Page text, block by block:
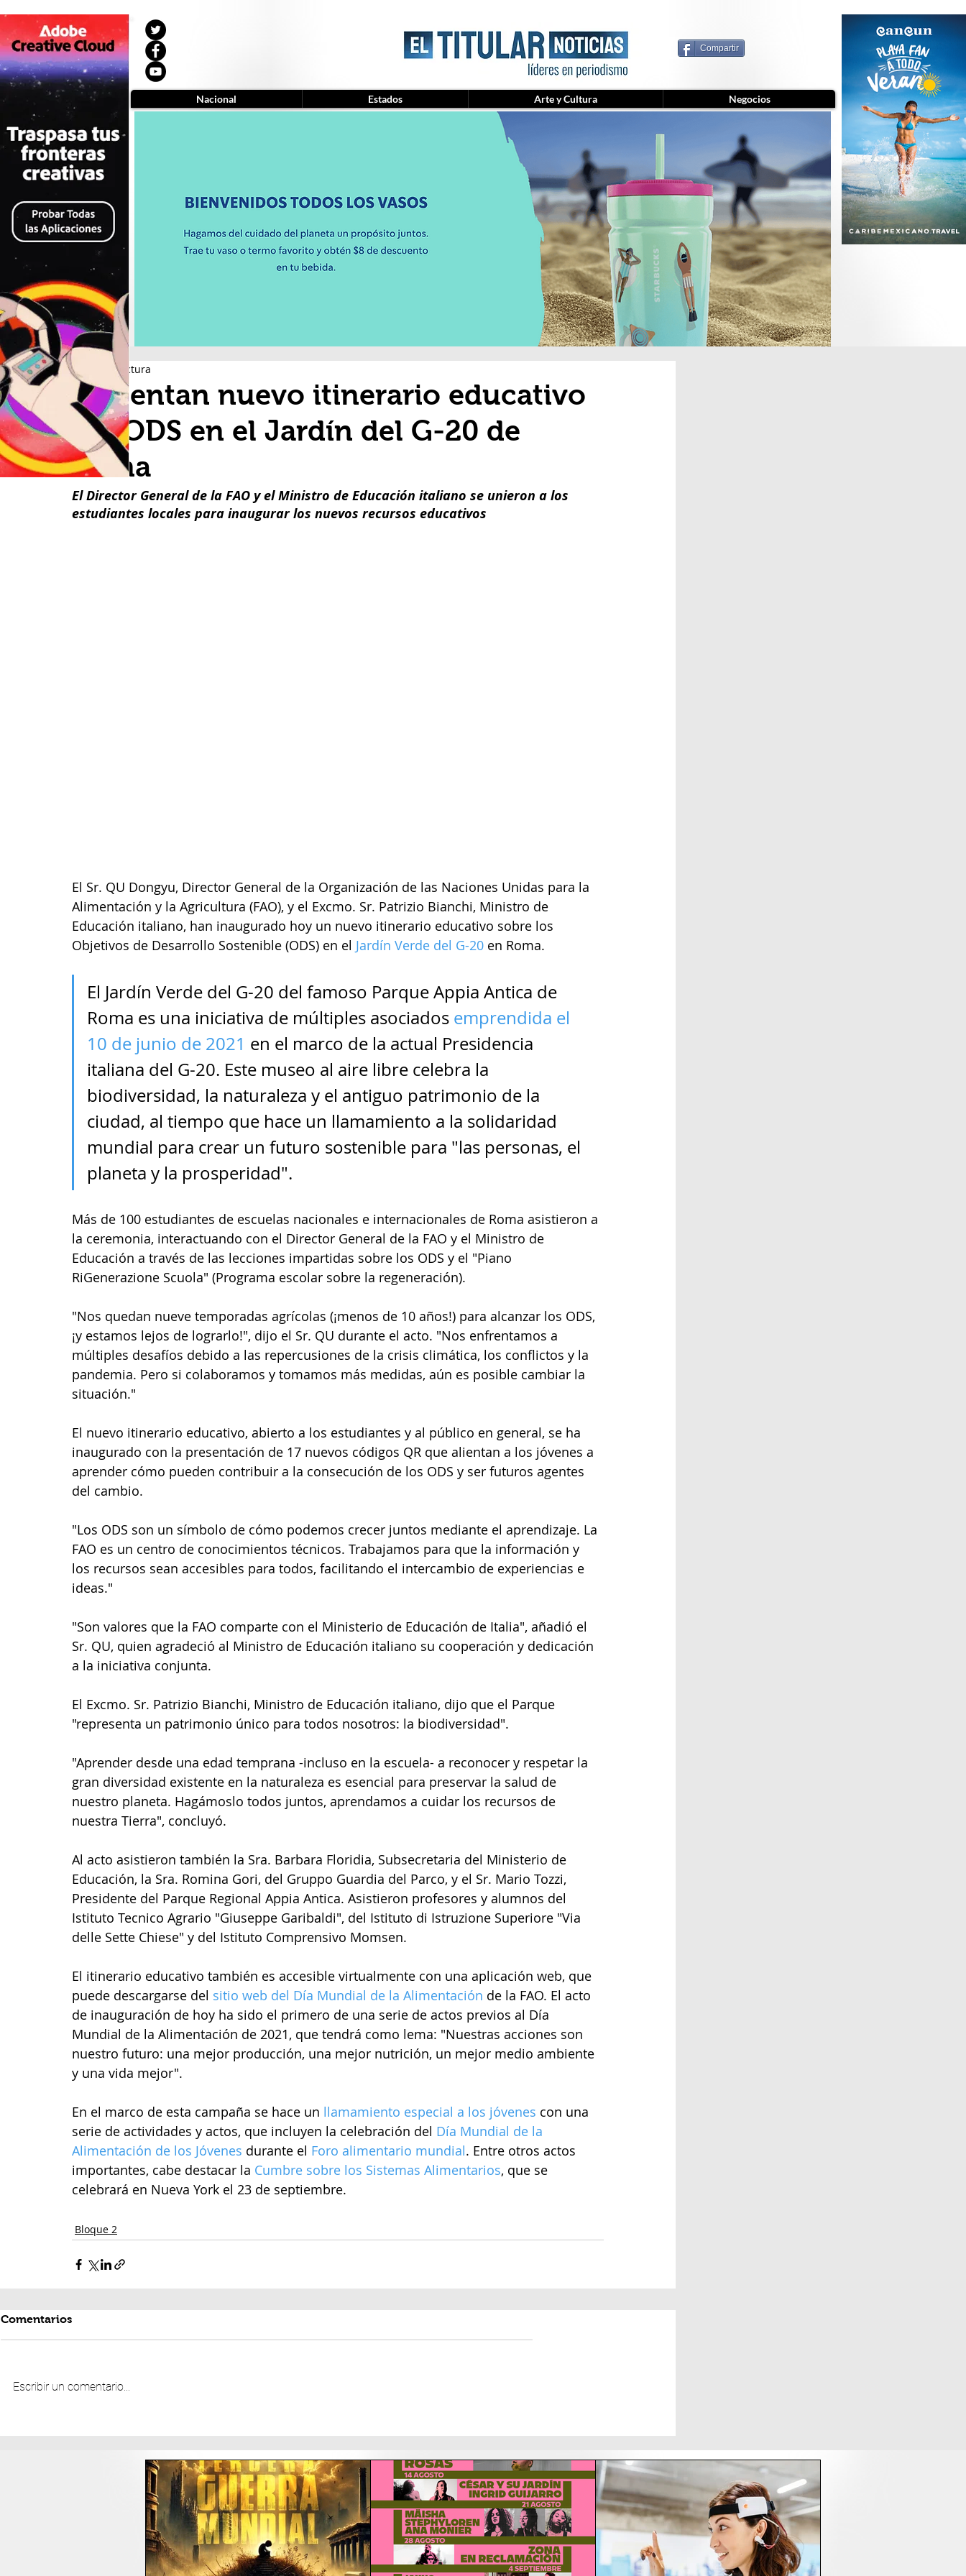
Compartir
Presentan nuevo itinerario educativo
del ODS en el Jardín del G-20 de
Roma
3 min de lectura
El Director General de la FAO y el Ministro de Educación italiano se unieron a los
estudiantes locales para inaugurar los nuevos recursos educativos
El Sr. QU Dongyu, Director General de la Organización de las Naciones Unidas para la
Alimentación y la Agricultura (FAO), y el Excmo. Sr. Patrizio Bianchi, Ministro de
Educación italiano, han inaugurado hoy un nuevo itinerario educativo sobre los
Objetivos de Desarrollo Sostenible (ODS) en el Jardín Verde del G-20 en Roma.
El Jardín Verde del G-20 del famoso Parque Appia Antica de
Roma es una iniciativa de múltiples asociados emprendida el
10 de junio de 2021 en el marco de la actual Presidencia
italiana del G-20. Este museo al aire libre celebra la
biodiversidad, la naturaleza y el antiguo patrimonio de la
ciudad, al tiempo que hace un llamamiento a la solidaridad
mundial para crear un futuro sostenible para "las personas, el
planeta y la prosperidad".
Más de 100 estudiantes de escuelas nacionales e internacionales de Roma asistieron a
la ceremonia, interactuando con el Director General de la FAO y el Ministro de
Educación a través de las lecciones impartidas sobre los ODS y el "Piano
RiGenerazione Scuola" (Programa escolar sobre la regeneración).
"Nos quedan nueve temporadas agrícolas (¡menos de 10 años!) para alcanzar los ODS,
¡y estamos lejos de lograrlo!", dijo el Sr. QU durante el acto. "Nos enfrentamos a
múltiples desafíos debido a las repercusiones de la crisis climática, los conflictos y la
pandemia. Pero si colaboramos y tomamos más medidas, aún es posible cambiar la
situación."
El nuevo itinerario educativo, abierto a los estudiantes y al público en general, se ha
inaugurado con la presentación de 17 nuevos códigos QR que alientan a los jóvenes a
aprender cómo pueden contribuir a la consecución de los ODS y ser futuros agentes
del cambio.
"Los ODS son un símbolo de cómo podemos crecer juntos mediante el aprendizaje. La
FAO es un centro de conocimientos técnicos. Trabajamos para que la información y
los recursos sean accesibles para todos, facilitando el intercambio de experiencias e
ideas."
"Son valores que la FAO comparte con el Ministerio de Educación de Italia", añadió el
Sr. QU, quien agradeció al Ministro de Educación italiano su cooperación y dedicación
a la iniciativa conjunta.
El Excmo. Sr. Patrizio Bianchi, Ministro de Educación italiano, dijo que el Parque
"representa un patrimonio único para todos nosotros: la biodiversidad".
"Aprender desde una edad temprana -incluso en la escuela- a reconocer y respetar la
gran diversidad existente en la naturaleza es esencial para preservar la salud de
nuestro planeta. Hagámoslo todos juntos, aprendamos a cuidar los recursos de
nuestra Tierra", concluyó.
Al acto asistieron también la Sra. Barbara Floridia, Subsecretaria del Ministerio de
Educación, la Sra. Romina Gori, del Gruppo Guardia del Parco, y el Sr. Mario Tozzi,
Presidente del Parque Regional Appia Antica. Asistieron profesores y alumnos del
Istituto Tecnico Agrario "Giuseppe Garibaldi", del Istituto di Istruzione Superiore "Via
delle Sette Chiese" y del Istituto Comprensivo Momsen.
El itinerario educativo también es accesible virtualmente con una aplicación web, que
puede descargarse del sitio web del Día Mundial de la Alimentación de la FAO. El acto
de inauguración de hoy ha sido el primero de una serie de actos previos al Día
Mundial de la Alimentación de 2021, que tendrá como lema: "Nuestras acciones son
nuestro futuro: una mejor producción, una mejor nutrición, un mejor medio ambiente
y una vida mejor".
En el marco de esta campaña se hace un llamamiento especial a los jóvenes con una
serie de actividades y actos, que incluyen la celebración del Día Mundial de la
Alimentación de los Jóvenes durante el Foro alimentario mundial. Entre otros actos
importantes, cabe destacar la Cumbre sobre los Sistemas Alimentarios, que se
celebrará en Nueva York el 23 de septiembre.
Bloque 2
Comentarios
Escribir un comentario...
Nacional Estados Arte y Cultura Negocios